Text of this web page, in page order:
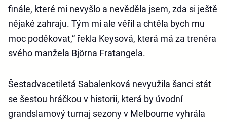
finále, které mi nevyšlo a nevěděla jsem, zda si ještě
nějaké zahraju. Tým mi ale věřil a chtěla bych mu
moc poděkovat,“ řekla Keysová, která má za trenéra
svého manžela Björna Fratangela.
Šestadvacetiletá Sabalenková nevyužila šanci stát
se šestou hráčkou v historii, která by úvodní
grandslamový turnaj sezony v Melbourne vyhrála